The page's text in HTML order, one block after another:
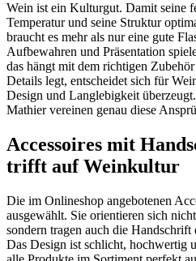
Wein ist ein Kulturgut. Damit seine
Temperatur und seine Struktur
braucht es mehr als nur eine gute
Aufbewahren und Präsentation
das hängt mit dem richtigen
Details legt, entscheidet sich für
Design und Langlebigkeit
Mathier vereinen genau diese
Accessoires mit
trifft auf Weinkultur
Die im Onlineshop angebotenen
ausgewählt. Sie orientieren sich
sondern tragen auch die
Das Design ist schlicht, hochwertig